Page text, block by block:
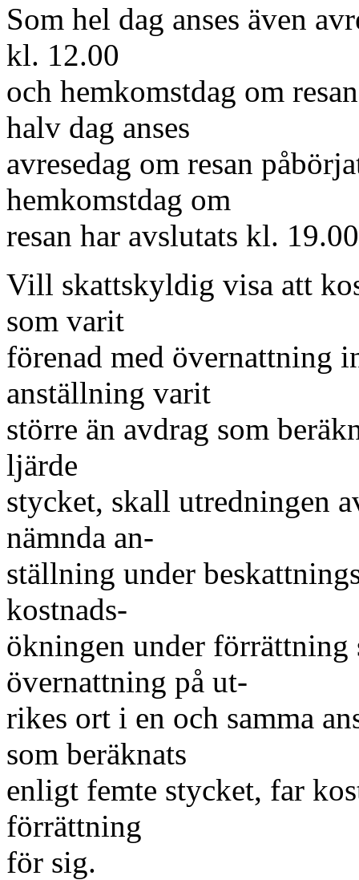
Som hel dag anses även
kl. 12.00
och hemkomstdag om
halv dag anses
avresedag om resan
hemkomstdag om
resan har avslutats kl.
Vill skattskyldig visa att
som varit
förenad med övernattning
anställning varit
större än avdrag som
ljärde
stycket, skall utredningen
nämnda an-
ställning under
kostnads-
ökningen under förrättning
övernattning på ut-
rikes ort i en och samma
som beräknats
enligt femte stycket, far
förrättning
för sig.